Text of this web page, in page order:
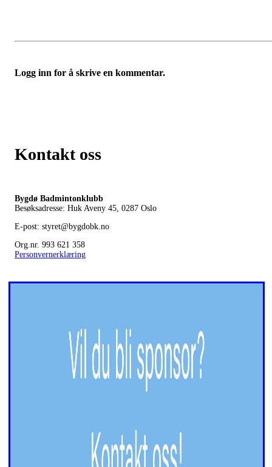
Logg inn for å skrive en kommentar.
Kontakt oss
Bygdø Badmintonklubb
Besøksadresse: Huk Aveny 45, 0287 Oslo
E-post: styret@bygdobk.no
Org.nr. 993 621 358
Personvernerklæring